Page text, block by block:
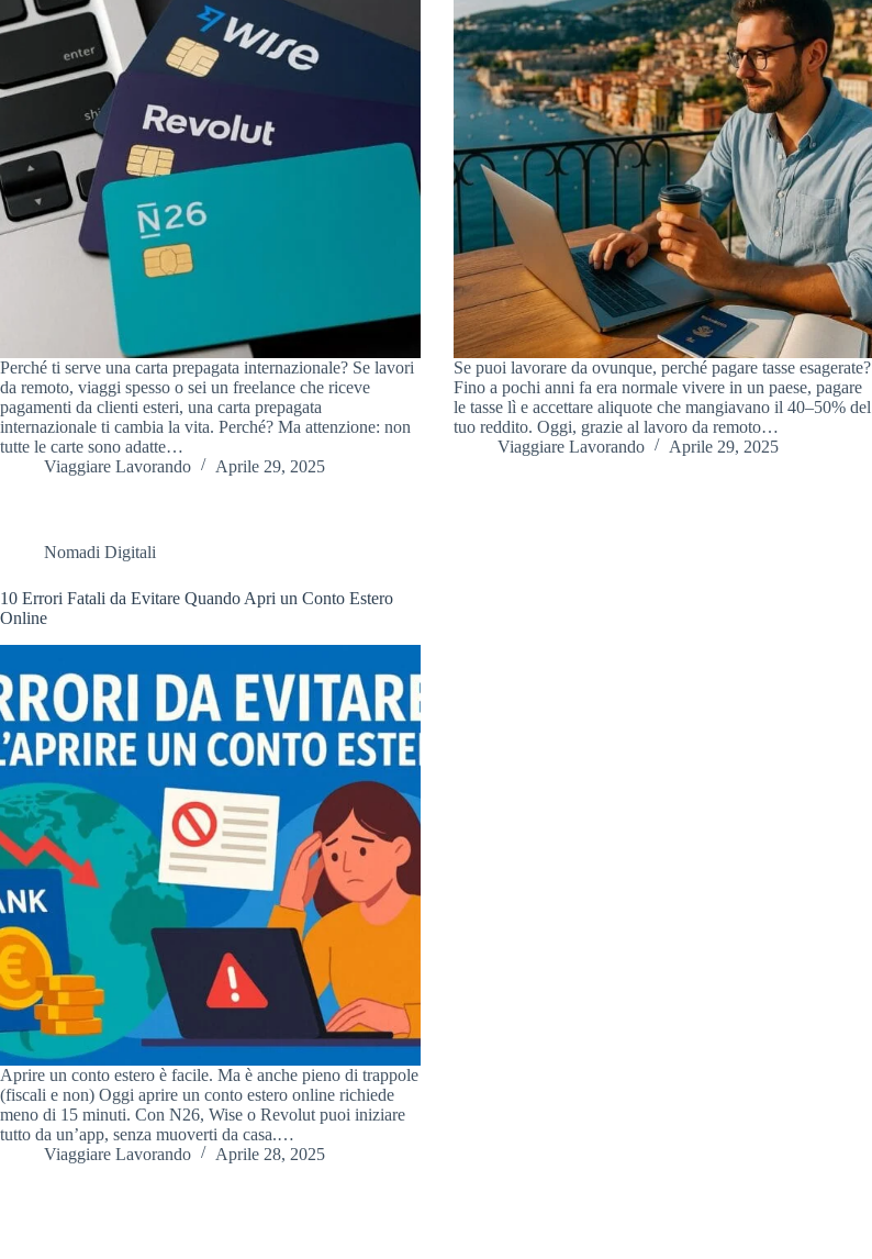
Perché ti serve una carta prepagata internazionale? Se lavori
da remoto, viaggi spesso o sei un freelance che riceve
pagamenti da clienti esteri, una carta prepagata
internazionale ti cambia la vita. Perché? Ma attenzione: non
tutte le carte sono adatte…
Viaggiare Lavorando
Aprile 29, 2025
Se puoi lavorare da ovunque, perché pagare tasse esagerate?
Fino a pochi anni fa era normale vivere in un paese, pagare
le tasse lì e accettare aliquote che mangiavano il 40–50% del
tuo reddito. Oggi, grazie al lavoro da remoto…
Viaggiare Lavorando
Aprile 29, 2025
Nomadi Digitali
10 Errori Fatali da Evitare Quando Apri un Conto Estero
Online
Aprire un conto estero è facile. Ma è anche pieno di trappole
(fiscali e non) Oggi aprire un conto estero online richiede
meno di 15 minuti. Con N26, Wise o Revolut puoi iniziare
tutto da un’app, senza muoverti da casa.…
Viaggiare Lavorando
Aprile 28, 2025